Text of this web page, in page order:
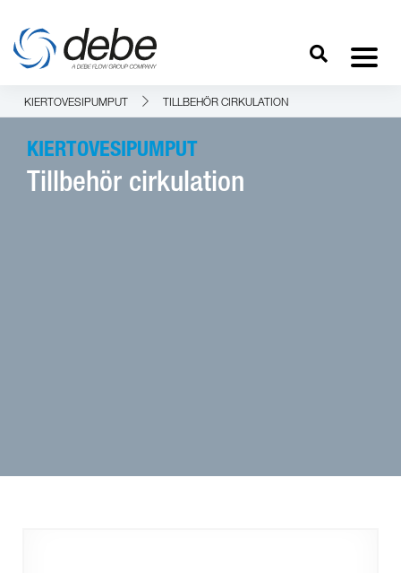
KIERTOVESIPUMPUT TILLBEHÖR CIRKULATION
KIERTOVESIPUMPUT
Tillbehör cirkulation